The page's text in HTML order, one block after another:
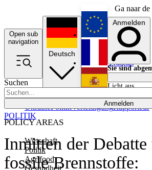
Ga naar
Open sub
navigation
Suchen
Anmelden
POLICY AREAS
Wirtschaft
Politik
Agrifood
Gesundheit
UkrainePolitikVerteidigungRapporteur
Deutsch
English
Français
Anmelden
Sie sind
Licht aus
Inmitten der Debatte
fossile Brennstoffe:
POLITIK